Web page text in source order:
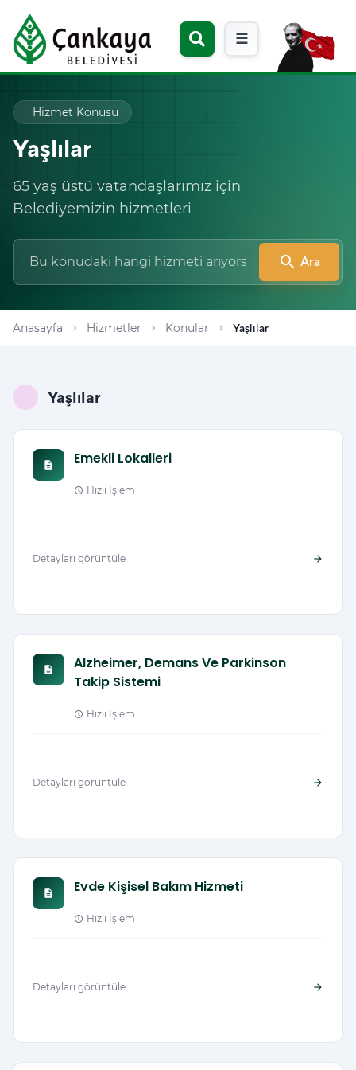
☰
Hizmet Konusu
Yaşlılar
65 yaş üstü vatandaşlarımız için
Belediyemizin hizmetleri
search Ara
Anasayfa chevron_right Hizmetler chevron_right Konular chevron_right Yaşlılar
Yaşlılar
description Emekli Lokalleri
schedule Hızlı İşlem
Detayları görüntüle arrow_forward
description
Alzheimer, Demans Ve Parkinson
Takip Sistemi
schedule Hızlı İşlem
Detayları görüntüle arrow_forward
description Evde Kişisel Bakım Hizmeti
schedule Hızlı İşlem
Detayları görüntüle arrow_forward